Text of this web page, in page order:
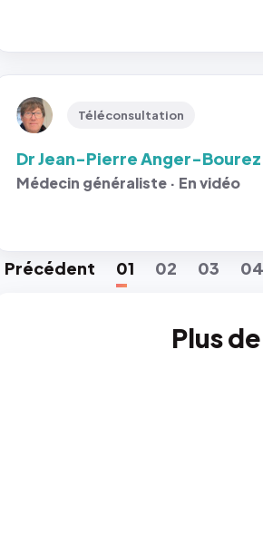
Téléconsultation
Dr Jean-Pierre Anger-Bourez
Médecin généraliste · En vidéo
Précédent 01 02 03 04
Plus